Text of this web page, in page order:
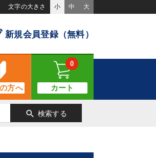
文字の大きさ 小 中 大
新規会員登録（無料）
方へ カート
0
search 検索する